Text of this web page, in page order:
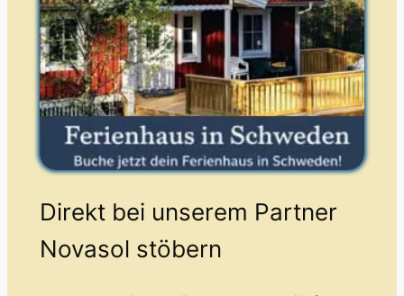
Direkt bei unserem Partner
Novasol stöbern